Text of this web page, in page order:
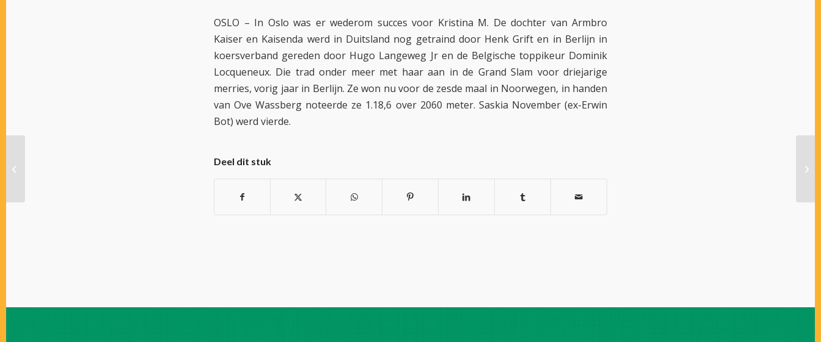
OSLO – In Oslo was er wederom succes voor Kristina M. De dochter van Armbro
Kaiser en Kaisenda werd in Duitsland nog getraind door Henk Grift en in Berlijn in
koersverband gereden door Hugo Langeweg Jr en de Belgische toppikeur Dominik
Locqueneux. Die trad onder meer met haar aan in de Grand Slam voor driejarige
merries, vorig jaar in Berlijn. Ze won nu voor de zesde maal in Noorwegen, in handen
van Ove Wassberg noteerde ze 1.18,6 over 2060 meter. Saskia November (ex-Erwin
Bot) werd vierde.
Deel dit stuk